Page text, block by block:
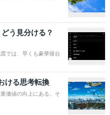
う見分ける？
では、早くも豪華寝台
ける思考転換
価値の向上にある。そ